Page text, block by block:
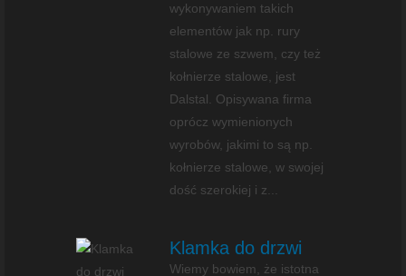
wykonywaniem takich
elementów jak np. rury
stalowe ze szwem, czy też
kołnierze stalowe, jest
Dalstal. Opisywana firma
oprócz wymienionych
wyrobów, jakimi to są np.
kołnierze stalowe, w swojej
dość szerokiej i z...
Klamka do drzwi
Wiemy bowiem, że istotna